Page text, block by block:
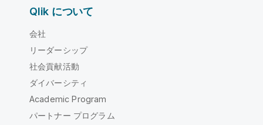
Qlik について
会社
リーダーシップ
社会貢献活動
ダイバーシティ
Academic Program
パートナー プログラム